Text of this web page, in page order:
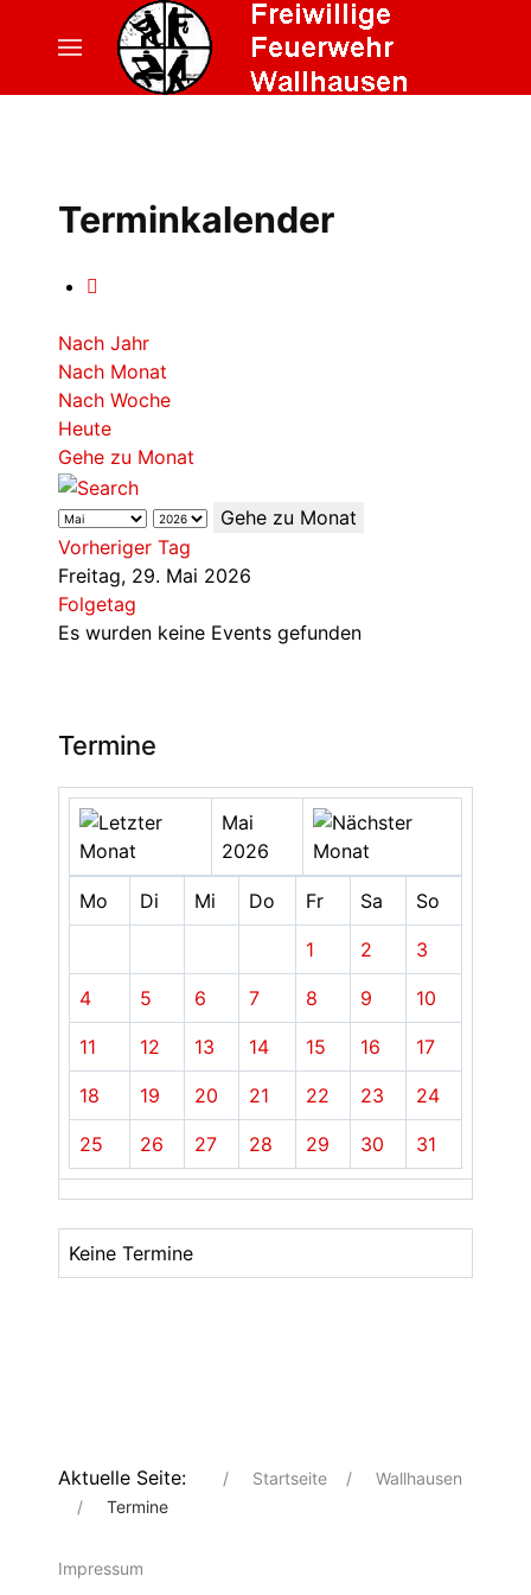
Terminkalender
Nach Jahr
Nach Monat
Nach Woche
Heute
Gehe zu Monat
Gehe zu Monat
Vorheriger Tag
Freitag, 29. Mai 2026
Folgetag
Es wurden keine Events gefunden
Termine
Mai
2026
Mo Di Mi Do Fr Sa So
1 2 3
4 5 6 7 8 9 10
11 12 13 14 15 16 17
18 19 20 21 22 23 24
25 26 27 28 29 30 31
Keine Termine
Aktuelle Seite: Startseite
Wallhausen
Termine
Impressum